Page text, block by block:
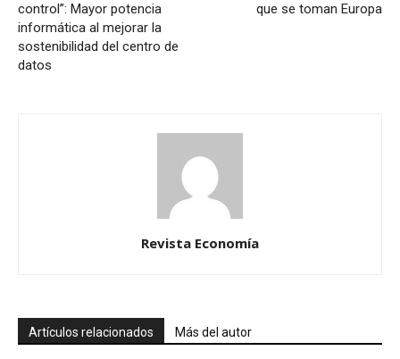
control”: Mayor potencia
informática al mejorar la
sostenibilidad del centro de
datos
que se toman Europa
Revista Economía
Artículos relacionados Más del autor